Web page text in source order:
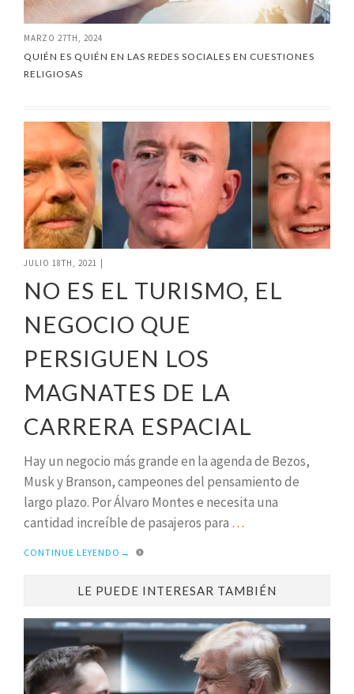
MARZO 27TH, 2024
QUIÉN ES QUIÉN EN LAS REDES SOCIALES EN CUESTIONES
RELIGIOSAS
JULIO 18TH, 2021
NO ES EL TURISMO, EL
NEGOCIO QUE
PERSIGUEN LOS
MAGNATES DE LA
CARRERA ESPACIAL
Hay un negocio más grande en la agenda de Bezos,
Musk y Branson, campeones del pensamiento de
largo plazo. Por Álvaro Montes e necesita una
cantidad increíble de pasajeros para …
CONTINUE LEYENDO →
LE PUEDE INTERESAR TAMBIÉN